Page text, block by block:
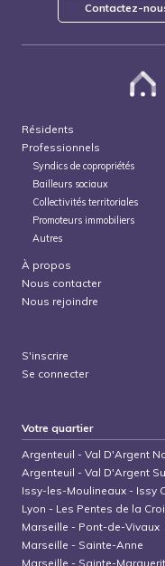
Contactez-
Résidents
Professionnels
Syndics de copropriétés
Bailleurs sociaux
Collectivités territoriales
Promoteurs immobiliers
Autres
À propos
Nous contacter
Nous rejoindre
S'inscrire
Se connecter
Votre quartier
Argenteuil -Val D'Argent
Argenteuil -Val D'Argent
Issy-les-Moulineaux - Issy
Lyon - Les Pentes de la
Marseille - Pont-de-Vivaux
Marseille - Sainte-Anne
Marseille - Sainte-